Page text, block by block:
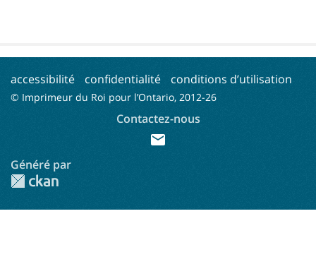
accessibilité confidentialité conditions d’utilisation
© Imprimeur du Roi pour l’Ontario, 2012-26
Contactez-nous
mail
Généré par